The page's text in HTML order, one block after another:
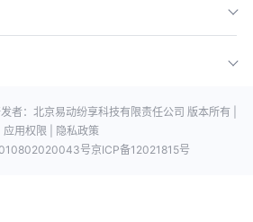
者：北京易动纷享科技有限责任公司 版本所有 |
应用权限 |
隐私政策
号京ICP备12021815号